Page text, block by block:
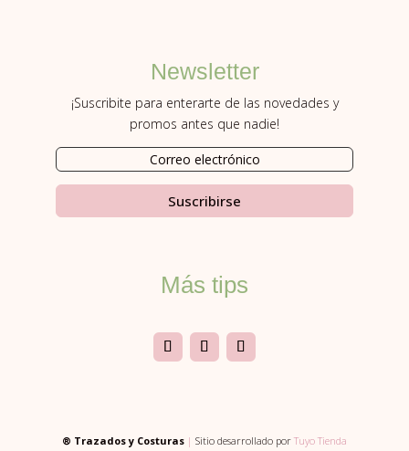
Newsletter
¡Suscribite para enterarte de las novedades y
promos antes que nadie!
Suscribirse
Más tips
® Trazados y Costuras | Sitio desarrollado por Tuyo Tienda